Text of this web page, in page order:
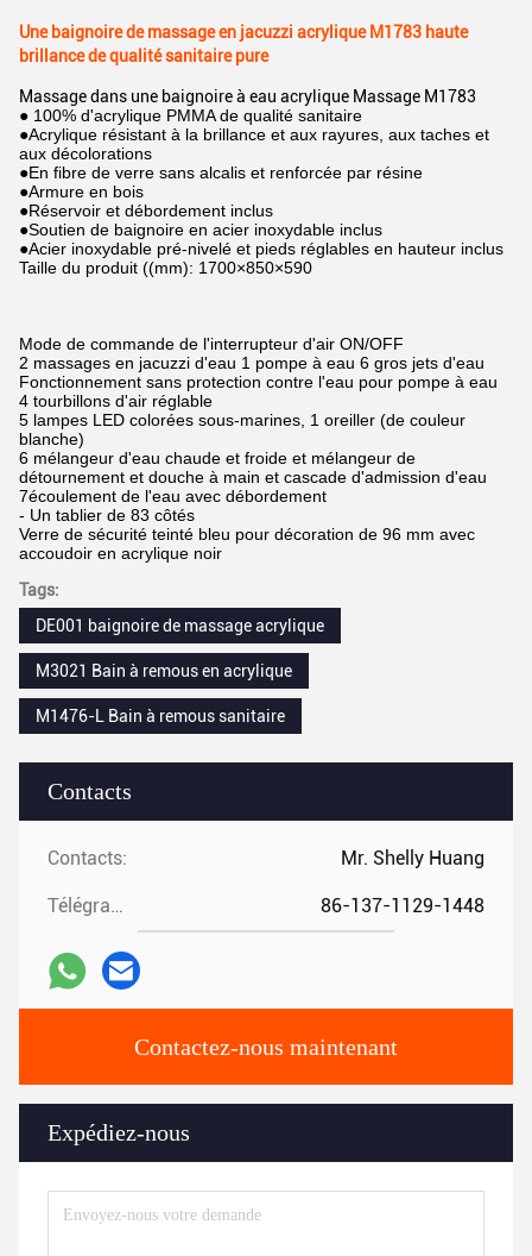
Contacts
Contacts: Mr. Shelly Huang
Télégramme: 86-137-1129-1448
Contactez-nous maintenant
Expédiez-nous
Une baignoire de massage en jacuzzi acrylique M1783 haute
brillance de qualité sanitaire pure
Massage dans une baignoire à eau acrylique Massage M1783
● 100% d'acrylique PMMA de qualité sanitaire
●Acrylique résistant à la brillance et aux rayures, aux taches et
aux décolorations
●En fibre de verre sans alcalis et renforcée par résine
●Armure en bois
●Réservoir et débordement inclus
●Soutien de baignoire en acier inoxydable inclus
●Acier inoxydable pré-nivelé et pieds réglables en hauteur inclus
Taille du produit ((mm): 1700×850×590
Mode de commande de l'interrupteur d'air ON/OFF
2 massages en jacuzzi d'eau 1 pompe à eau 6 gros jets d'eau
Fonctionnement sans protection contre l'eau pour pompe à eau
4 tourbillons d'air réglable
5 lampes LED colorées sous-marines, 1 oreiller (de couleur
blanche)
6 mélangeur d'eau chaude et froide et mélangeur de
détournement et douche à main et cascade d'admission d'eau
7écoulement de l'eau avec débordement
- Un tablier de 83 côtés
Verre de sécurité teinté bleu pour décoration de 96 mm avec
accoudoir en acrylique noir
Tags:
DE001 baignoire de massage acrylique
M3021 Bain à remous en acrylique
M1476-L Bain à remous sanitaire